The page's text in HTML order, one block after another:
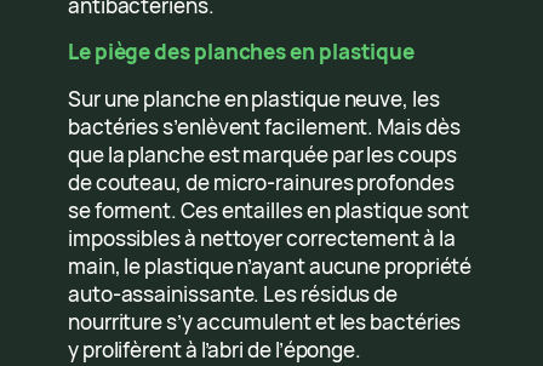
antibactériens.
Le piège des planches en plastique
Sur une planche en plastique neuve, les
bactéries s’enlèvent facilement. Mais dès
que la planche est marquée par les coups
de couteau, de micro-rainures profondes
se forment. Ces entailles en plastique sont
impossibles à nettoyer correctement à la
main, le plastique n’ayant aucune propriété
auto-assainissante. Les résidus de
nourriture s’y accumulent et les bactéries
y prolifèrent à l’abri de l’éponge.